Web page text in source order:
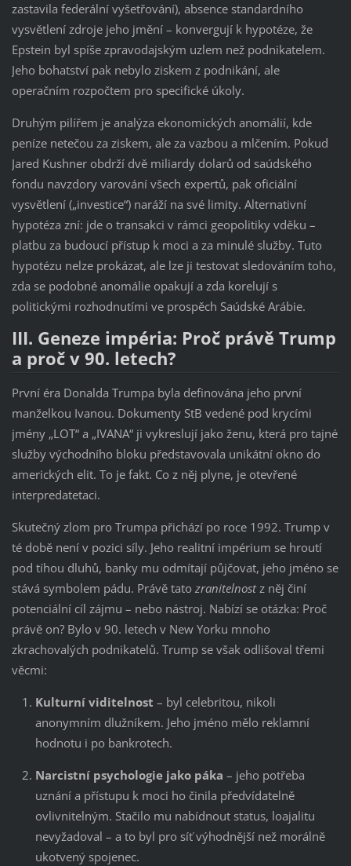
zastavila federální vyšetřování), absence standardního
vysvětlení zdroje jeho jmění – konvergují k hypotéze, že
Epstein byl spíše zpravodajským uzlem než podnikatelem.
Jeho bohatství pak nebylo ziskem z podnikání, ale
operačním rozpočtem pro specifické úkoly.
Druhým pilířem je analýza ekonomických anomálií, kde
peníze netečou za ziskem, ale za vazbou a mlčením. Pokud
Jared Kushner obdrží dvě miliardy dolarů od saúdského
fondu navzdory varování všech expertů, pak oficiální
vysvětlení („investice“) naráží na své limity. Alternativní
hypotéza zní: jde o transakci v rámci geopolitiky vděku –
platbu za budoucí přístup k moci a za minulé služby. Tuto
hypotézu nelze prokázat, ale lze ji testovat sledováním toho,
zda se podobné anomálie opakují a zda korelují s
politickými rozhodnutími ve prospěch Saúdské Arábie.
III. Geneze impéria: Proč právě Trump
a proč v 90. letech?
První éra Donalda Trumpa byla definována jeho první
manželkou Ivanou. Dokumenty StB vedené pod krycími
jmény „LOT“ a „IVANA“ ji vykreslují jako ženu, která pro tajné
služby východního bloku představovala unikátní okno do
amerických elit. To je fakt. Co z něj plyne, je otevřené
interpredatetaci.
Skutečný zlom pro Trumpa přichází po roce 1992. Trump v
té době není v pozici síly. Jeho realitní impérium se hroutí
pod tíhou dluhů, banky mu odmítají půjčovat, jeho jméno se
stává symbolem pádu. Právě tato zranitelnostz něj činí
potenciální cíl zájmu – nebo nástroj. Nabízí se otázka: Proč
právě on? Bylo v 90. letech v New Yorku mnoho
zkrachovalých podnikatelů. Trump se však odlišoval třemi
věcmi:
Kulturní viditelnost – byl celebritou, nikoli
anonymním dlužníkem. Jeho jméno mělo reklamní
hodnotu i po bankrotech.
Narcistní psychologie jako páka – jeho potřeba
uznání a přístupu k moci ho činila předvídatelně
ovlivnitelným. Stačilo mu nabídnout status, loajalitu
nevyžadoval – a to byl pro síť výhodnější než morálně
ukotvený spojenec.